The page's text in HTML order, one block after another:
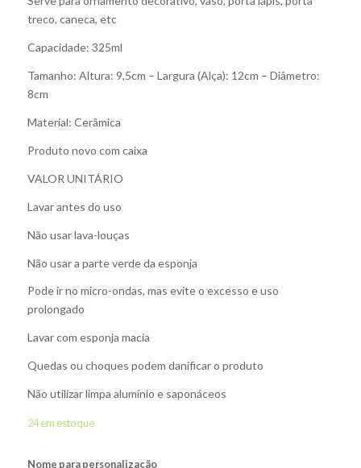
treco, caneca, etc
Capacidade: 325ml
Tamanho: Altura: 9,5cm – Largura (Alça): 12cm – Diâmetro:
8cm
Material: Cerâmica
Produto novo com caixa
VALOR UNITÁRIO
Lavar antes do uso
Não usar lava-louças
Não usar a parte verde da esponja
Pode ir no micro-ondas, mas evite o excesso e uso
prolongado
Lavar com esponja macia
Quedas ou choques podem danificar o produto
Não utilizar limpa alumínio e saponáceos
24 em estoque
Nome para personalização